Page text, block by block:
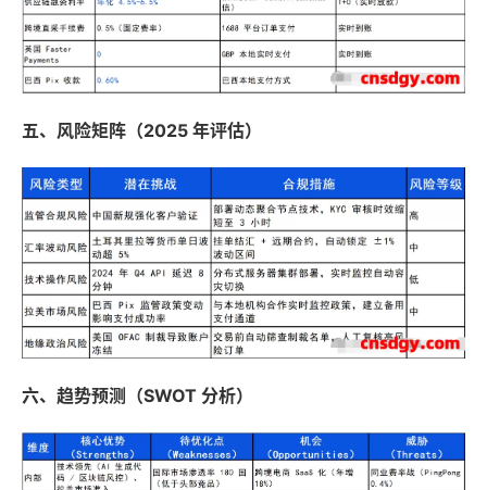
五、风险矩阵（2025 年评估）
六、趋势预测（SWOT 分析）